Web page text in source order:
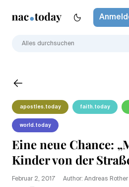
apostles.today faith.today
world.today
Eine neue Chance:
Kinder von der
Februar 2, 2017
Author: Andreas Rother